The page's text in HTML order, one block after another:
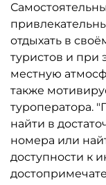
отдыхать в
туристов и при
местную
также
туроператора.
найти в
номера или
доступности к